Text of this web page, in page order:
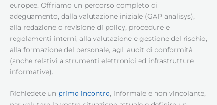
europee. Offriamo un percorso completo di
adeguamento, dalla valutazione iniziale (GAP analisys),
alla redazione o revisione di policy, procedure e
regolamenti interni, alla valutazione e gestione del rischio,
alla formazione del personale, agli audit di conformità
(anche relativi a strumenti elettronici ed infrastrutture
informative).
Richiedete un primo incontro, informale e non vincolante,